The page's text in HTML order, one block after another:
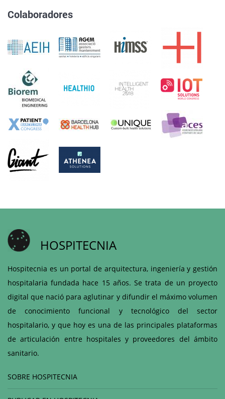
Colaboradores
HOSPITECNIA
Hospitecnia es un portal de arquitectura, ingeniería y gestión
hospitalaria fundada hace 15 años. Se trata de un proyecto
digital que nació para aglutinar y difundir el máximo volumen
de conocimiento funcional y tecnológico del sector
hospitalario, y que hoy es una de las principales plataformas
de articulación entre hospitales y proveedores del ámbito
sanitario.
SOBRE HOSPITECNIA